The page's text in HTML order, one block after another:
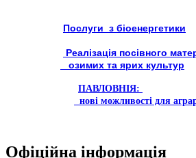
Послуги з біоенергетики
Реалізація посівного
озимих та ярих культур
ПАВЛОВНІЯ:
нові можливості для
Офіційна інформація